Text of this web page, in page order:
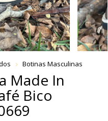
Botinas Masculinas
Made In
Bico